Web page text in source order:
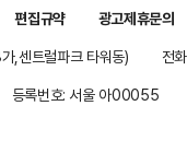
편집규약
광고제휴문의
,센트럴파크 타워동)
전
등록번호: 서울 아00055